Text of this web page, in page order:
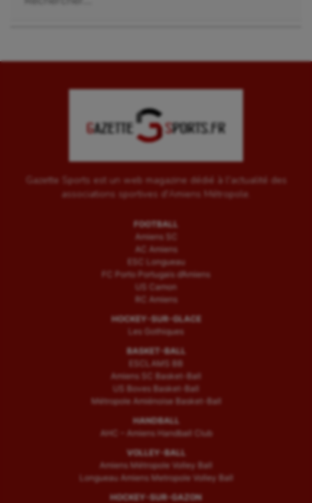
Gazette Sports est un web magazine dédié à l'actualité des
associations sportives d'Amiens Métropole.
FOOTBALL
Amiens SC
AC Amiens
ESC Longueau
FC Porto Portugais d’Amiens
US Camon
RC Amiens
HOCKEY-SUR-GLACE
Les Gothiques
BASKET-BALL
ESCLAMS BB
Amiens SC Basket-Ball
US Boves Basket-Ball
Métropole Amiénoise Basket-Ball
HANDBALL
AHC – Amiens Handball Club
VOLLEY-BALL
Amiens Métropole Volley Ball
Longueau Amiens Metropole Volley Ball
HOCKEY-SUR-GAZON